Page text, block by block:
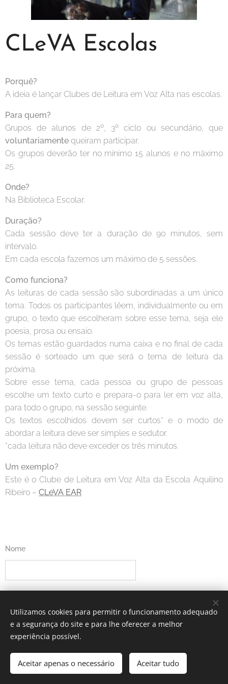
CLeVA Escolas
Porquê?
A ideia é lançar Clubes de Leitura em Voz Alta nas escolas.
Para quem?
Grupos de alunos de 2º, 3º ciclo ou secundário, que
voluntariamente queiram participar.
Os grupos deverão ter no mínimo 15 alunos e no máximo
25.
Onde?
Na Biblioteca Escolar.
Duração?
Cada sessão deve ter a duração de 90 minutos, sem
intervalo.
Em cada escola fazemos um máximo de 5 sessões.
Como funciona?
As leituras de cada sessão são subordinadas a um único
tema. Todos os participantes lêem, individualmente ou em
grupo, o texto que escolheram sobre esse tema, seja ele
poesia, prosa ou ensaio.
Os temas estão guardados numa caixa e no final de cada
sessão é sorteado um que será o tema de leitura da
próxima.
Sobre esse tema, cada pessoa ou grupo de pessoas
escolhe um texto curto e prepara-o para ler em voz alta,
para todo o grupo, na sessão seguinte.
Os textos escolhidos devem ser curtos* e o modo de
abordar a leitura deve ser simples e sedutor.
*cada leitura não deve exceder os três minutos.
Um exemplo?
Este é o Clube de Leitura em Voz Alta da Escola Aquilino
Ribeiro – CLeVA EAR
Nome
Mensagem
Utilizamos cookies para permitir o funcionamento adequado
e a segurança do site e para lhe oferecer a melhor
experiência possível.
Aceitar apenas o necessário Aceitar tudo